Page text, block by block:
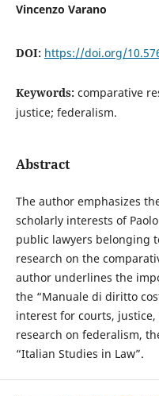
Vincenzo Varano
DOI: https://doi.org/
Keywords: comparative
justice; federalism.
Abstract
The author emphasizes
scholarly interests of
public lawyers belonging
research on the
author underlines the
the “Manuale di diritto
interest for courts,
research on federalism,
“Italian Studies in Law”.